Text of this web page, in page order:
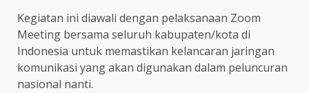
Kegiatan ini diawali dengan pelaksanaan Zoom
Meeting bersama seluruh kabupaten/kota di
Indonesia untuk memastikan kelancaran jaringan
komunikasi yang akan digunakan dalam peluncuran
nasional nanti.